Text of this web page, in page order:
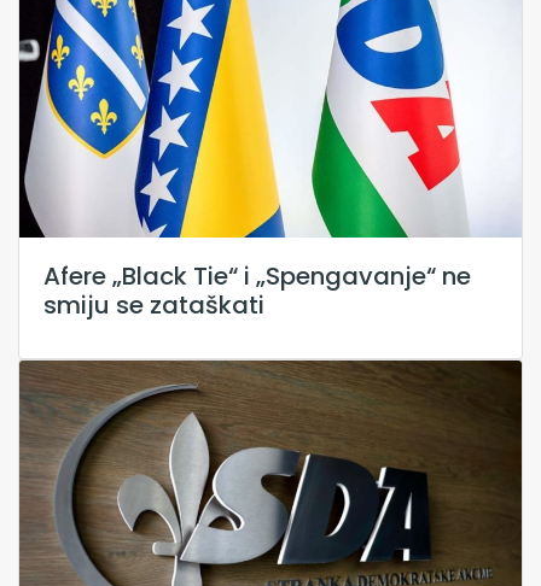
Afere „Black Tie“ i „Spengavanje“ ne
smiju se zataškati